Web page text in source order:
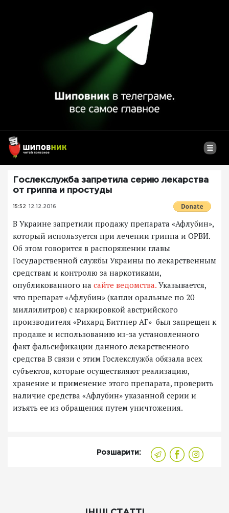
Гослекслужба запретила серию лекарства
от гриппа и простуды
15:52 12.12.2016
В Украине запретили продажу препарата «Афлубин»,
который используется при лечении гриппа и ОРВИ.
Об этом говорится в распоряжении главы
Государственной службы Украины по лекарственным
средствам и контролю за наркотиками,
опубликованного на сайте ведомства. Указывается,
что препарат «Афлубин» (капли оральные по 20
миллилитров) с маркировкой австрийского
производителя «Рихард Биттнер АГ» был запрещен к
продаже и использованию из-за установленного
факт фальсификации данного лекарственного
средства В связи с этим Гослекслужба обязала всех
субъектов, которые осуществляют реализацию,
хранение и применение этого препарата, проверить
наличие средства «Афлубин» указанной серии и
изъять ее из обращения путем уничтожения.
Розшарити: